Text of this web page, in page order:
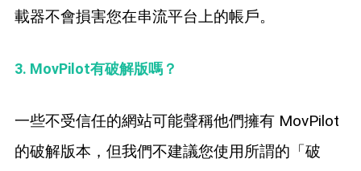
載器不會損害您在串流平台上的帳戶。
3. MovPilot有破解版嗎？
一些不受信任的網站可能聲稱他們擁有 MovPilot
的破解版本，但我們不建議您使用所謂的「破